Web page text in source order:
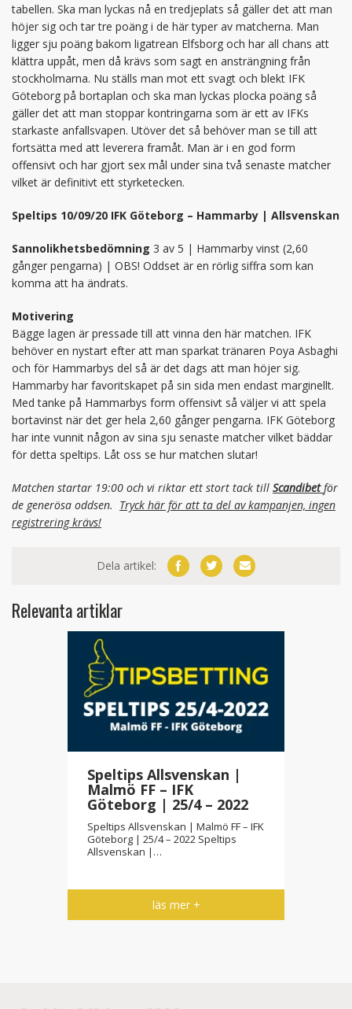
tabellen. Ska man lyckas nå en tredjeplats så gäller det att man
höjer sig och tar tre poäng i de här typer av matcherna. Man
ligger sju poäng bakom ligatrean Elfsborg och har all chans att
klättra uppåt, men då krävs som sagt en ansträngning från
stockholmarna. Nu ställs man mot ett svagt och blekt IFK
Göteborg på bortaplan och ska man lyckas plocka poäng så
gäller det att man stoppar kontringarna som är ett av IFKs
starkaste anfallsvapen. Utöver det så behöver man se till att
fortsätta med att leverera framåt. Man är i en god form
offensivt och har gjort sex mål under sina två senaste matcher
vilket är definitivt ett styrketecken.
Speltips 10/09/20 IFK Göteborg – Hammarby | Allsvenskan
Sannolikhetsbedömning 3 av 5 | Hammarby vinst (2,60
gånger pengarna) | OBS! Oddset är en rörlig siffra som kan
komma att ha ändrats.
Motivering
Bägge lagen är pressade till att vinna den här matchen. IFK
behöver en nystart efter att man sparkat tränaren Poya Asbaghi
och för Hammarbys del så är det dags att man höjer sig.
Hammarby har favoritskapet på sin sida men endast marginellt.
Med tanke på Hammarbys form offensivt så väljer vi att spela
bortavinst när det ger hela 2,60 gånger pengarna. IFK Göteborg
har inte vunnit någon av sina sju senaste matcher vilket bäddar
för detta speltips. Låt oss se hur matchen slutar!
Matchen startar 19:00 och vi riktar ett stort tack till Scandibet för
de generösa oddsen. Tryck här för att ta del av kampanjen, ingen
registrering krävs!
Dela artikel:
Relevanta artiklar
Speltips Allsvenskan |
Malmö FF – IFK
Göteborg | 25/4 – 2022
Speltips Allsvenskan | Malmö FF – IFK
Göteborg | 25/4 – 2022 Speltips
Allsvenskan |…
läs mer +